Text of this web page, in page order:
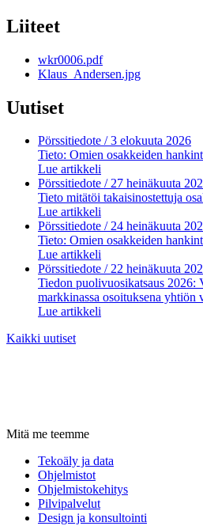
Liiteet
wkr0006.pdf
Klaus_Andersen.jpg
Uutiset
Pörssitiedote / 3 elokuuta 2026
Tieto: Omien osakkeiden
Lue artikkeli
Pörssitiedote / 27 heinäkuuta
Tieto mitätöi takaisinostettuja
Lue artikkeli
Pörssitiedote / 24 heinäkuuta
Tieto: Omien osakkeiden
Lue artikkeli
Pörssitiedote / 22 heinäkuuta
Tiedon puolivuosikatsaus 2026:
markkinassa osoituksena yhtiön
Lue artikkeli
Kaikki uutiset
Mitä me teemme
Tekoäly ja data
Ohjelmistot
Ohjelmistokehitys
Pilvipalvelut
Design ja konsultointi